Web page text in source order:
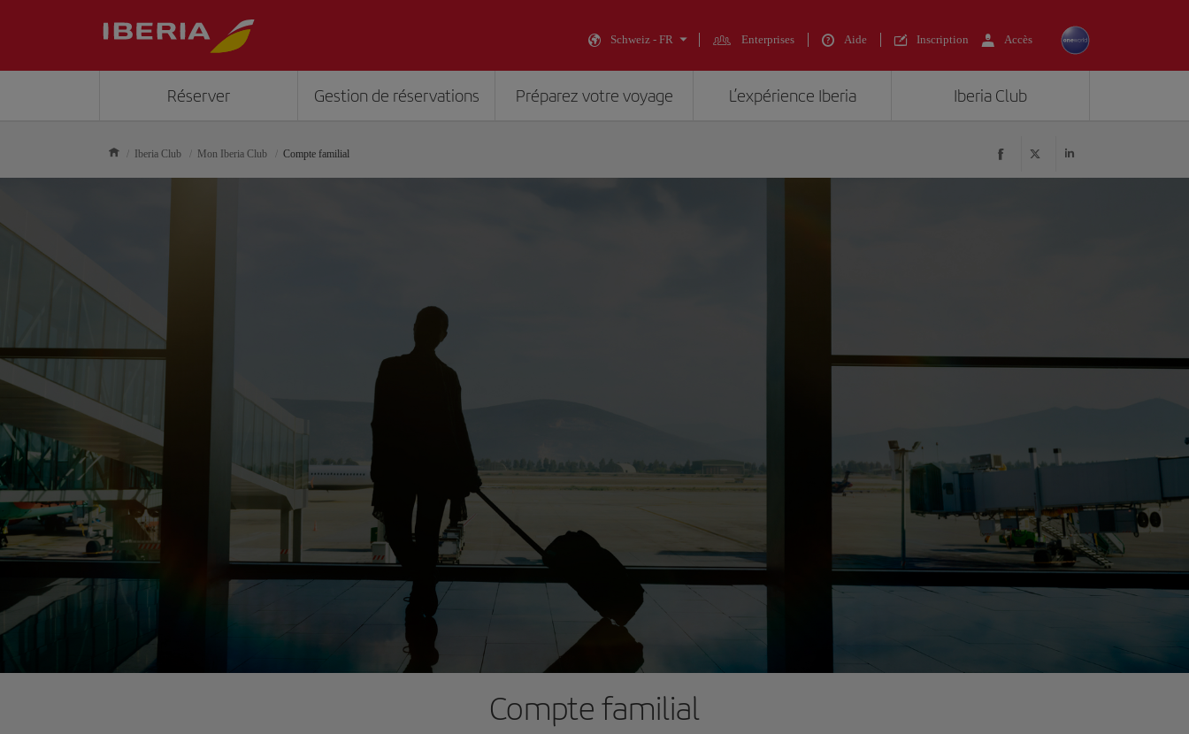
Schweiz - FR Enterprises Aide Inscription Accès
Réserver Gestion de réservations Préparez votre voyage L’expérience Iberia Iberia Club
Iberia Club Mon Iberia Club Compte familial
Compte familial